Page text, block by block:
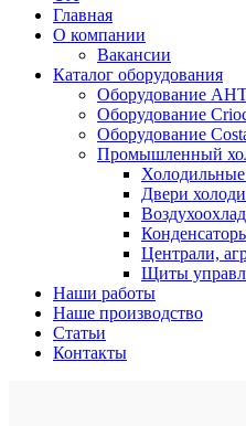
Главная
О компании
Вакансии
Каталог оборудования
Оборудование
Оборудование
Оборудование
Промышленный
Двери
Централи,
Щиты
Наши работы
Наше производство
Статьи
Контакты